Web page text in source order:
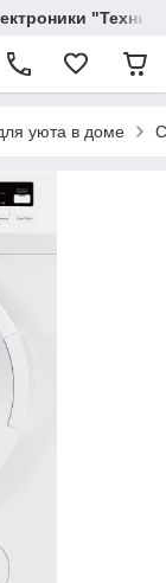
уюта в доме